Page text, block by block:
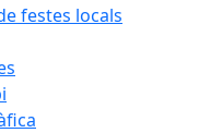
festes locals